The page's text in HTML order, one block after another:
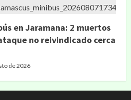
en Jaramana: 2 muertos
no reivindicado cerca
de 2026